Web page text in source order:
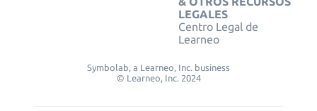
LEGALES
Centro Legal de
Learneo
Symbolab, a Learneo, Inc. business
© Learneo, Inc. 2024